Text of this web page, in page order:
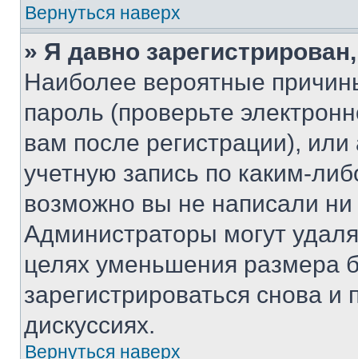
Вернуться наверх
» Я давно
Наиболее вероятные
пароль (проверьте
вам после регистрации),
учетную запись по каким-
возможно вы не написали
Администраторы могут
целях уменьшения размера
зарегистрироваться снова и
дискуссиях.
Вернуться наверх